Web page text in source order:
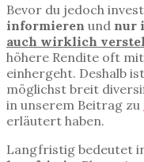
Bevor du jedoch
informieren und nur
auch wirklich
höhere Rendite oft
einhergeht. Deshalb
möglichst breit
in unserem Beitrag zu
erläutert haben.
Langfristig bedeutet